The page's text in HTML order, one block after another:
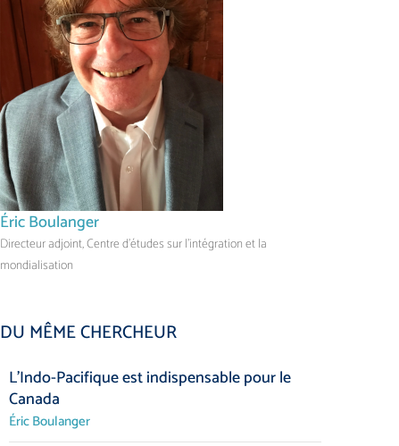
Éric Boulanger
Directeur adjoint, Centre d’études sur l’intégration et la
mondialisation
DU MÊME CHERCHEUR
L’Indo-Pacifique est indispensable pour le
Canada
Éric Boulanger